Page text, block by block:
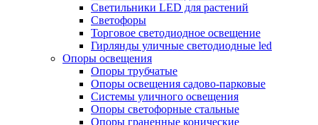
Светильники LED для растений
Светофоры
Торговое светодиодное освещение
Гирлянды уличные светодиодные led
Опоры освещения
Опоры трубчатые
Опоры освещения садово-парковые
Системы уличного освещения
Опоры светофорные стальные
Опоры граненные конические